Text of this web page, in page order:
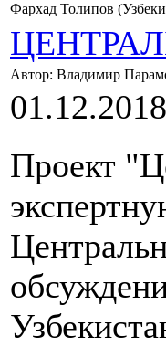
Фархад Толипов
Автор: Владимир
Проект